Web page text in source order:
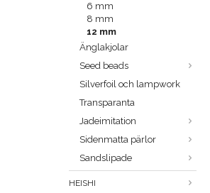
6 mm
8 mm
12 mm
Änglakjolar
Seed beads
Silverfoil och lampwork
Transparanta
Jadeimitation
Sidenmatta pärlor
Sandslipade
HEISHI